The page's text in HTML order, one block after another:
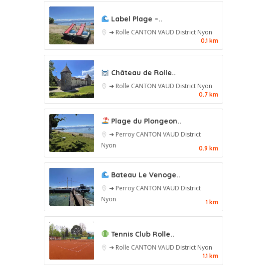
Label Plage –..
➔ Rolle CANTON VAUD District Nyon
0.1 km
Château de Rolle..
➔ Rolle CANTON VAUD District Nyon
0.7 km
Plage du Plongeon..
➔ Perroy CANTON VAUD District
Nyon
0.9 km
Bateau Le Venoge..
➔ Perroy CANTON VAUD District
Nyon
1 km
Tennis Club Rolle..
➔ Rolle CANTON VAUD District Nyon
1.1 km